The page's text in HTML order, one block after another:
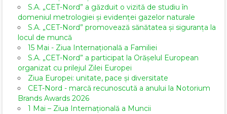
S.A. „CET-Nord” a găzduit o vizită de studiu în
domeniul metrologiei și evidenței gazelor naturale
S.A. „CET-Nord” promovează sănătatea și siguranța la
locul de muncă
15 Mai - Ziua Internațională a Familiei
S.A. „CET-Nord” a participat la Orășelul European
organizat cu prilejul Zilei Europei
Ziua Europei: unitate, pace și diversitate
CET-Nord - marcă recunoscută a anului la Notorium
Brands Awards 2026
1 Mai – Ziua Internațională a Muncii